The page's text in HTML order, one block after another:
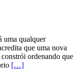
uma qualquer
que uma nova
ordenando que
[…]